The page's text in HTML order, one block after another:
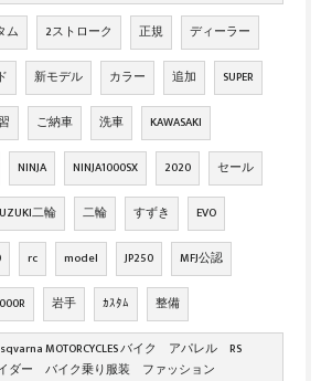
ム 2ストローク 正規 ディーラー
新モデル カラー 追加 SUPER
ご納車 洗車 KAWASAKI
NINJA NINJA1000SX 2020 セール
二輪 二輪 すずき EVO
rc model JP250 MFJ公認
岩手 ｶｽﾀﾑ 整備
MOTORCYCLES バイク アパレル RS
ダー バイク乗り服装 ファッション